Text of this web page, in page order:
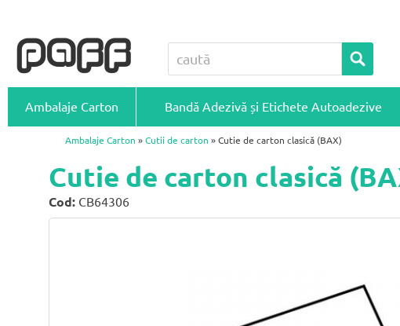
Ambalaje Carton Bandă Adezivă și Etichete Autoadezive
Ambalaje Carton » Cutii de carton » Cutie de carton clasică (BAX)
Cutie de carton clasică
Cod: CB64306